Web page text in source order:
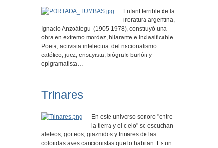
Enfant terrible de la
literatura argentina,
Ignacio Anzoátegui (1905-1978), construyó una
obra en extremo mordaz, hilarante e inclasificable.
Poeta, activista intelectual del nacionalismo
católico, juez, ensayista, biógrafo burlón y
epigramatista…
Trinares
En este universo sonoro "entre
la tierra y el cielo" se escuchan
aleteos, gorjeos, graznidos y trinares de las
coloridas aves cancionistas que lo habitan. Es un